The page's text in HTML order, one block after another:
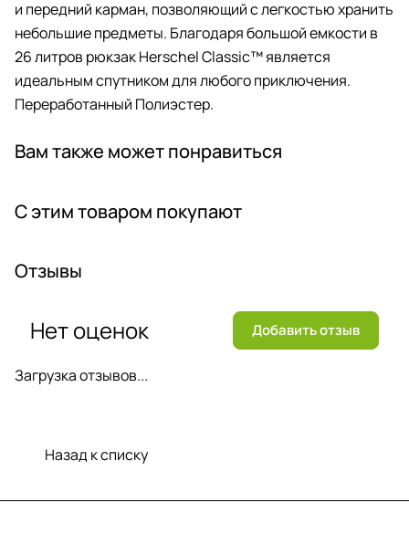
и передний карман, позволяющий с легкостью хранить
небольшие предметы. Благодаря большой емкости в
26 литров рюкзак Herschel Classic™ является
идеальным спутником для любого приключения.
Переработанный Полиэстер.
Вам также может понравиться
С этим товаром покупают
Отзывы
Загрузка отзывов...
Нет оценок Добавить отзыв
Назад к списку